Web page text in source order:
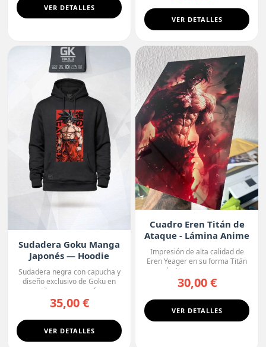
VER DETALLES
VER DETALLES
Sudadera Goku Manga
Japonés — Hoodie
Sudadera negra con capucha y
diseño exclusivo de Goku en
estilo manga, con fo...
35,00 €
VER DETALLES
Cuadro Eren Titán de
Ataque - Lámina Anime
Premium
Impresión de alta calidad de
Eren Yeager en su forma Titán
de Ataque, con un ...
30,00 €
VER DETALLES